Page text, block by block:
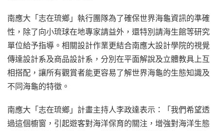
南應大「志在琉鄉」執行團隊為了確保世界海龜資訊的準確
性，除了向小琉球在地專家請益外，還特別請海生館等研究
單位給予指導。相關設計作業更結合南應大設計學院的視覺
傳達設計系及商品設計系，分別在平面解說及立體教具上互
相搭配，讓所有觀賞者能更容易了解世界海龜的生態知識及
不同海龜的特徵。
南應大「志在琉鄉」計畫主持人李政達表示：「我們希望透
過這個櫥窗，引起遊客對海洋保育的關注，增強對海洋生態